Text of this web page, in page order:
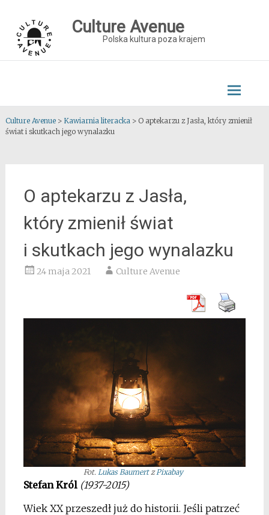
content
Culture Avenue
Polska kultura poza krajem
Culture Avenue> Kawiarnia literacka> O aptekarzu z Jasła, który zmienił
świat i skutkach jego wynalazku
O aptekarzu z Jasła,
który zmienił świat
i skutkach jego wynalazku
24 maja 2021 Culture Avenue
Fot.Lukas BaumertzPixabay
Stefan Król (1937-2015)
Wiek XX przeszedł już do historii. Jeśli patrzeć